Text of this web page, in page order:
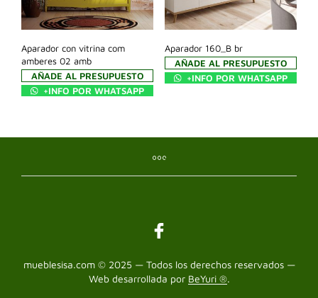
Aparador con vitrina com
amberes 02 amb
AÑADE AL PRESUPUESTO
+INFO POR WHATSAPP
Aparador 160_B br
AÑADE AL PRESUPUESTO
+INFO POR WHATSAPP
mueblesisa.com © 2025 — Todos los derechos reservados —
Web desarrollada por BeYuri ®.